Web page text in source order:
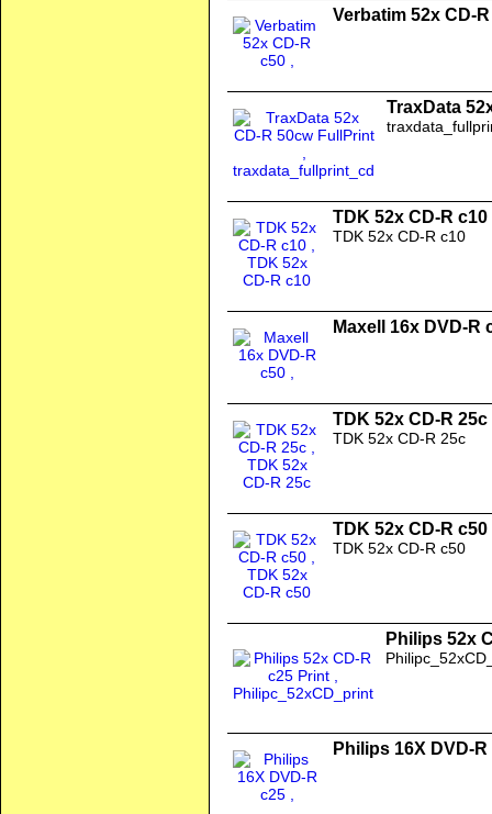
Verbatim 52x CD-
TraxData
TDK 52x CD-R c10
TDK 52x CD-R c10
Maxell 16x DVD-R
TDK 52x CD-R 25c
TDK 52x CD-R 25c
TDK 52x CD-R c50
TDK 52x CD-R c50
Philips 52x
Philips 16X DVD-R